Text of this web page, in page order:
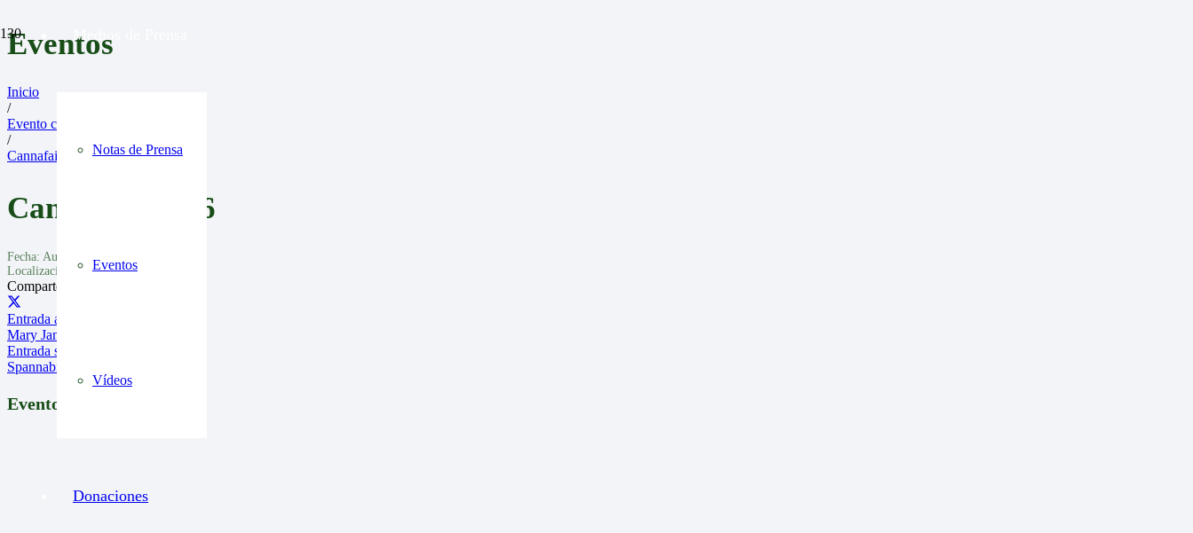
Medios de Prensa
Notas de Prensa
Eventos
Vídeos
Donaciones
Eventos
Inicio
/
Evento cannábicos
/
Cannafair 2026
Cannafair 2026
Fecha: August 21 to 23
Localización:Dusseldorf, Germany
Comparte en:
Entrada anterior
Mary Jane 2026
Entrada siguiente
Spannabis Bilbao 2026
Eventos Recientes